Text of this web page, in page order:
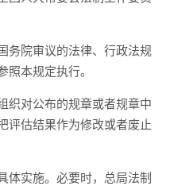
务院审议的法律、行政法规
本规定执行。
织对公布的规章或者规章中
评估结果作为修改或者废止
体实施。必要时，总局法制